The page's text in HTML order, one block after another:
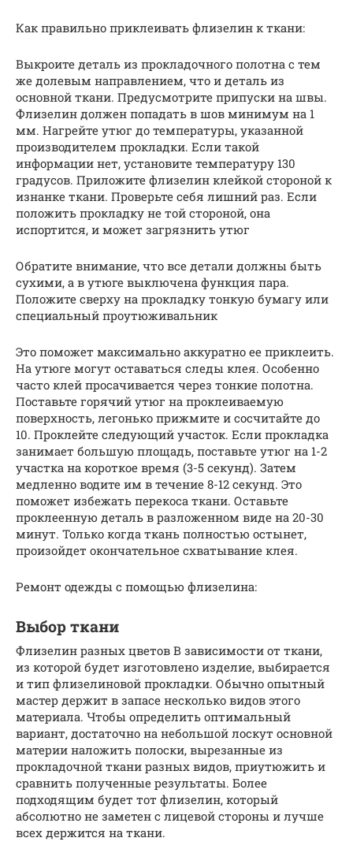
Как правильно приклеивать флизелин к ткани:
Выкроите деталь из прокладочного полотна с тем
же долевым направлением, что и деталь из
основной ткани. Предусмотрите припуски на швы.
Флизелин должен попадать в шов минимум на 1
мм. Нагрейте утюг до температуры, указанной
производителем прокладки. Если такой
информации нет, установите температуру 130
градусов. Приложите флизелин клейкой стороной к
изнанке ткани. Проверьте себя лишний раз. Если
положить прокладку не той стороной, она
испортится, и может загрязнить утюг
Обратите внимание, что все детали должны быть
сухими, а в утюге выключена функция пара.
Положите сверху на прокладку тонкую бумагу или
специальный проутюживальник
Это поможет максимально аккуратно ее приклеить.
На утюге могут оставаться следы клея. Особенно
часто клей просачивается через тонкие полотна.
Поставьте горячий утюг на проклеиваемую
поверхность, легонько прижмите и сосчитайте до
10. Проклейте следующий участок. Если прокладка
занимает большую площадь, поставьте утюг на 1-2
участка на короткое время (3-5 секунд). Затем
медленно водите им в течение 8-12 секунд. Это
поможет избежать перекоса ткани. Оставьте
проклеенную деталь в разложенном виде на 20-30
минут. Только когда ткань полностью остынет,
произойдет окончательное схватывание клея.
Ремонт одежды с помощью флизелина:
Выбор ткани
Флизелин разных цветов В зависимости от ткани,
из которой будет изготовлено изделие, выбирается
и тип флизелиновой прокладки. Обычно опытный
мастер держит в запасе несколько видов этого
материала. Чтобы определить оптимальный
вариант, достаточно на небольшой лоскут основной
материи наложить полоски, вырезанные из
прокладочной ткани разных видов, приутюжить и
сравнить полученные результаты. Более
подходящим будет тот флизелин, который
абсолютно не заметен с лицевой стороны и лучше
всех держится на ткани.